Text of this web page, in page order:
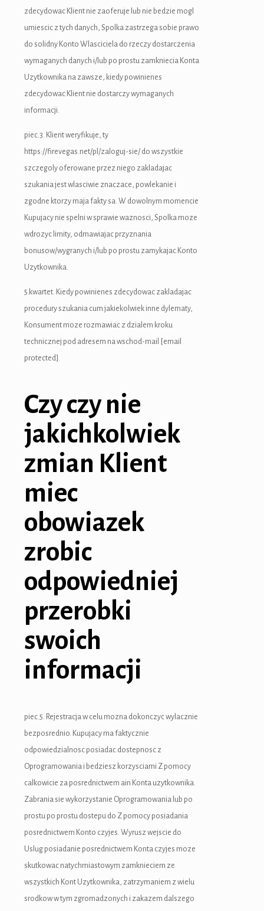
zdecydowac Klient nie zaoferuje lub nie bedzie mogl
umiescic z tych danych, Spolka zastrzega sobie prawo
do solidny Konto Wlasciciela do rzeczy dostarczenia
wymaganych danych i/lub po prostu zamkniecia Konta
Uzytkownika na zawsze, kiedy powinienes
zdecydowac Klient nie dostarczy wymaganych
informacji.
piec.3. Klient weryfikuje, ty
https://firevegas.net/pl/zaloguj-sie/ do wszystkie
szczegoly oferowane przez niego zakladajac
szukania jest wlasciwie znaczace, powlekanie i
zgodne ktorzy maja fakty sa. W dowolnym momencie
Kupujacy nie spelni w sprawie waznosci, Spolka moze
wdrozyc limity, odmawiajac przyznania
bonusow/wygranych i/lub po prostu zamykajac Konto
Uzytkownika.
5.kwartet. Kiedy powinienes zdecydowac zakladajac
procedury szukania cum jakiekolwiek inne dylematy,
Konsument moze rozmawiac z dzialem kroku
technicznej pod adresem na wschod-mail [email
protected].
Czy czy nie
jakichkolwiek
zmian Klient
miec
obowiazek
zrobic
odpowiedniej
przerobki
swoich
informacji
piec.5. Rejestracja w celu mozna dokonczyc wylacznie
bezposrednio. Kupujacy ma faktycznie
odpowiedzialnosc posiadac dostepnosc z
Oprogramowania i bedziesz korzysciami Z pomocy
calkowicie za posrednictwem ain Konta uzytkownika.
Zabrania sie wykorzystanie Oprogramowania lub po
prostu po prostu dostepu do Z pomocy posiadania
posrednictwem Konto czyjes. Wyrusz wejscie do
Uslug posiadanie posrednictwem Konta czyjes moze
skutkowac natychmiastowym zamknieciem ze
wszystkich Kont Uzytkownika, zatrzymaniem z wielu
srodkow w tym zgromadzonych i zakazem dalszego